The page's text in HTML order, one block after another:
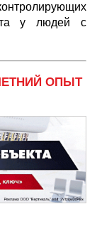
у людей с
ОПЫТ